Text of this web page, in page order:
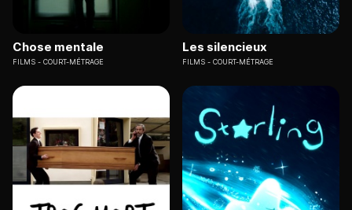
Chose mentale
FILMS COURT-MÉTRAGE
Les silencieux
FILMS COURT-MÉTRAGE